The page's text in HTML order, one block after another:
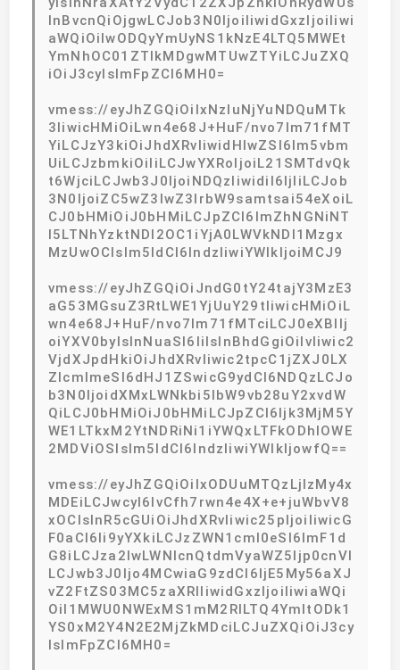
InBvcnQiOjgwLCJob3N0IjoiIiwidGxzIjoiIiwi
aWQiOiIwODQyYmUyNS1kNzE4LTQ5MWEt
YmNhOC01ZTlkMDgwMTUwZTYiLCJuZXQ
iOiJ3cyIsImFpZCI6MH0=
vmess://eyJhZGQiOiIxNzIuNjYuNDQuMTk
3IiwicHMiOiLwn4e68J+HuF/nvo7lm71fMT
YiLCJzY3kiOiJhdXRvIiwidHlwZSI6Im5vbm
UiLCJzbmkiOiIiLCJwYXRoIjoiL21SMTdvQk
t6WjciLCJwb3J0IjoiNDQzIiwidiI6IjIiLCJob
3N0IjoiZC5wZ3lwZ3lrbW9samtsai54eXoiL
CJ0bHMiOiJ0bHMiLCJpZCI6ImZhNGNiNT
I5LTNhYzktNDI2OC1iYjA0LWVkNDI1Mzgx
MzUwOCIsIm5ldCI6IndzIiwiYWlkIjoiMCJ9
vmess://eyJhZGQiOiJndG0tY24tajY3MzE3
aG53MGsuZ3RtLWE1YjUuY29tIiwicHMiOiL
wn4e68J+HuF/nvo7lm71fMTciLCJ0eXBlIj
oiYXV0byIsInNuaSI6IiIsInBhdGgiOiIvIiwic2
VjdXJpdHkiOiJhdXRvIiwic2tpcC1jZXJ0LX
ZlcmlmeSI6dHJ1ZSwicG9ydCI6NDQzLCJo
b3N0IjoidXMxLWNkbi5lbW9vb28uY2xvdW
QiLCJ0bHMiOiJ0bHMiLCJpZCI6Ijk3MjM5Y
WE1LTkxM2YtNDRiNi1iYWQxLTFkODhlOWE
2MDViOSIsIm5ldCI6IndzIiwiYWlkIjowfQ==
vmess://eyJhZGQiOiIxODUuMTQzLjIzMy4x
MDEiLCJwcyI6IvCfh7rwn4e4X+e+juWbvV8
xOCIsInR5cGUiOiJhdXRvIiwic25pIjoiIiwicG
F0aCI6Ii9yYXkiLCJzZWN1cml0eSI6ImF1d
G8iLCJza2lwLWNlcnQtdmVyaWZ5Ijp0cnVl
LCJwb3J0Ijo4MCwiaG9zdCI6IjE5My56aXJ
vZ2FtZS03MC5zaXRlIiwidGxzIjoiIiwiaWQi
OiI1MWU0NWExMS1mM2RlLTQ4YmItODk1
YS0xM2Y4N2E2MjZkMDciLCJuZXQiOiJ3cy
IsImFpZCI6MH0=